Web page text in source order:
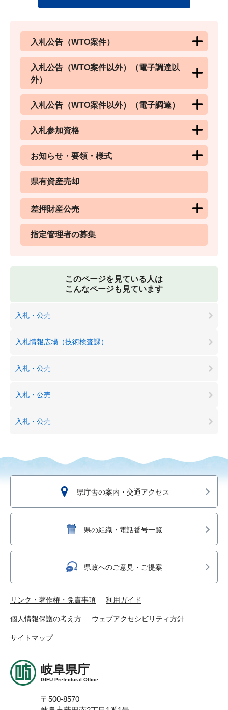
入札公告（WTO案件）
入札公告（WTO案件以外）（電子調達以
外）
入札公告（WTO案件以外）（電子調達）
入札参加資格
お知らせ・要領・様式
県有資産売却
差押財産公売
指定管理者の募集
このページを見ている人は
こんなページも見ています
入札・公売
入札情報広場（技術検査課）
入札・公売
入札・公売
入札・公売
県庁舎の案内・交通アクセス
県の組織・電話番号一覧
県政へのご意見・ご提案
リンク・著作権・免責事項 利用ガイド
個人情報保護の考え方 ウェブアクセシビリティ方針
サイトマップ
岐阜県庁
GIFU Prefectural Office
〒500-8570